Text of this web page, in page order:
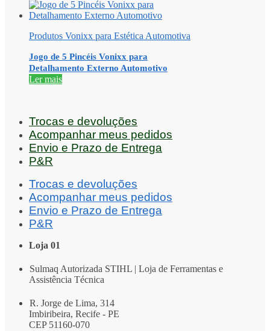
Produtos Vonixx para Estética Automotiva
Jogo de 5 Pincéis Vonixx para
Detalhamento Externo Automotivo
Ler mais
Trocas e devoluções
Acompanhar meus pedidos
Envio e Prazo de Entrega
P&R
Trocas e devoluções
Acompanhar meus pedidos
Envio e Prazo de Entrega
P&R
Loja 01
Sulmaq Autorizada STIHL | Loja de Ferramentas e
Assistência Técnica
R. Jorge de Lima, 314
Imbiribeira, Recife - PE
CEP 51160-070